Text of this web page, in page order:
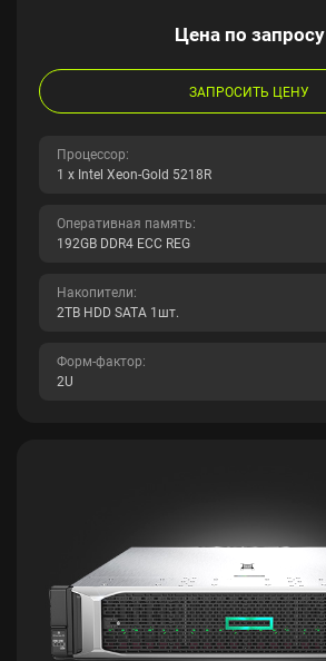
Цена по запросу
ЗАПРОСИТЬ ЦЕНУ
Процессор:
1 x Intel Xeon-Gold 5218R
Оперативная память:
192GB DDR4 ECC REG
Накопители:
2TB HDD SATA 1шт.
Форм-фактор:
2U